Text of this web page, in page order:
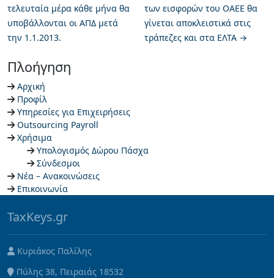
Πλοήγηση
Αρχική
Προφίλ
Υπηρεσίες για Επιχειρήσεις
Outsourcing Payroll
Χρήσιμα
Υπολογισμός Δώρου Πάσχα
Σύνδεσμοι
Νέα – Ανακοινώσεις
Επικοινωνία
τελευταία μέρα κάθε μήνα θα
υποβάλλονται οι ΑΠΔ μετά
την 1.1.2013.
των εισφορών του ΟΑΕΕ θα
γίνεται αποκλειστικά στις
τράπεζες και στα ΕΛΤΑ →
TaxKeys.gr
Κυριάκος Παλίλης
Πύλης 38, Πειραιάς 18532